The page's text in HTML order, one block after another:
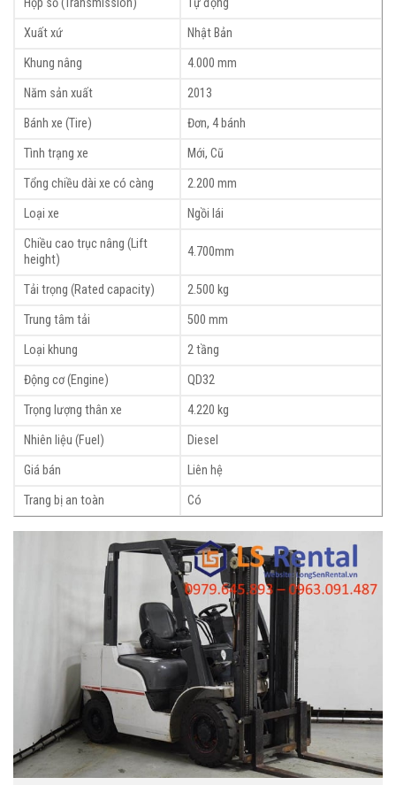
Hộp số (Transmission)
Tự động
Xuất xứ
Nhật Bản
Khung nâng
4.000 mm
Năm sản xuất
2013
Bánh xe (Tire)
Đơn, 4 bánh
Tình trạng xe
Mới, Cũ
Tổng chiều dài xe có càng
2.200 mm
Loại xe
Ngồi lái
Chiều cao trục nâng (Lift
height)
4.700mm
Tải trọng (Rated capacity)
2.500 kg
Trung tâm tải
500 mm
Loại khung
2 tầng
Động cơ (Engine)
QD32
Trọng lượng thân xe
4.220 kg
Nhiên liệu (Fuel)
Diesel
Giá bán
Liên hệ
Trang bị an toàn
Có